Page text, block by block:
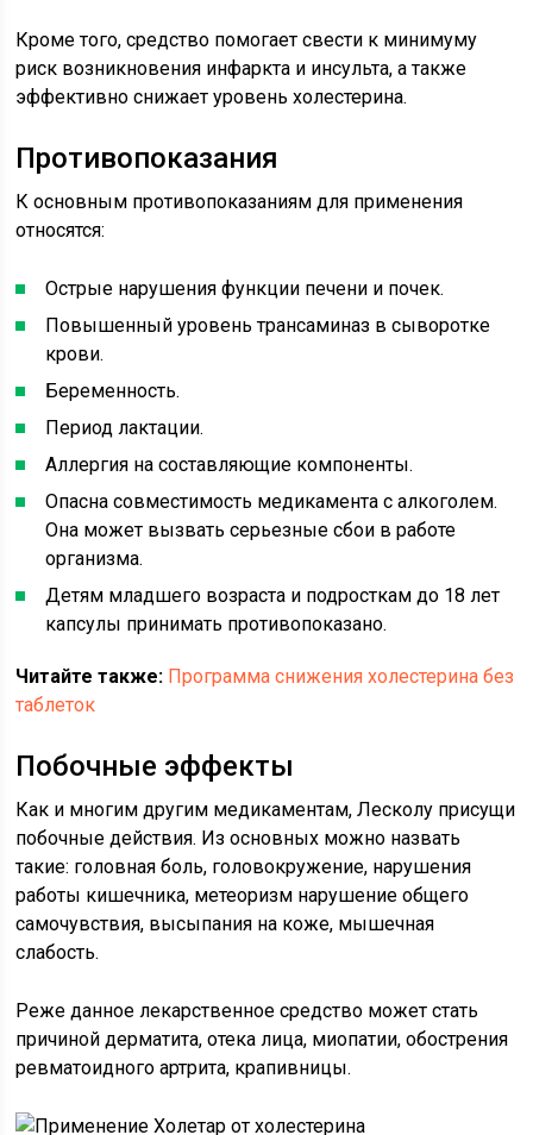
Кроме того, средство помогает свести к минимуму
риск возникновения инфаркта и инсульта, а также
эффективно снижает уровень холестерина.
Противопоказания
К основным противопоказаниям для применения
относятся:
Острые нарушения функции печени и почек.
Повышенный уровень трансаминаз в сыворотке
крови.
Беременность.
Период лактации.
Аллергия на составляющие компоненты.
Опасна совместимость медикамента с алкоголем.
Она может вызвать серьезные сбои в работе
организма.
Детям младшего возраста и подросткам до 18 лет
капсулы принимать противопоказано.
Читайте также: Программа снижения холестерина без
таблеток
Побочные эффекты
Как и многим другим медикаментам, Лесколу присущи
побочные действия. Из основных можно назвать
такие: головная боль, головокружение, нарушения
работы кишечника, метеоризм нарушение общего
самочувствия, высыпания на коже, мышечная
слабость.
Реже данное лекарственное средство может стать
причиной дерматита, отека лица, миопатии, обострения
ревматоидного артрита, крапивницы.